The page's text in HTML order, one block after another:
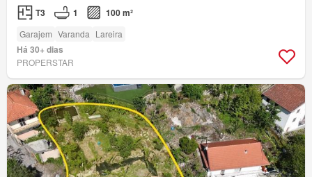
T3 1 100 m²
Garajem Varanda Lareira
Há 30+ dias
PROPERSTAR